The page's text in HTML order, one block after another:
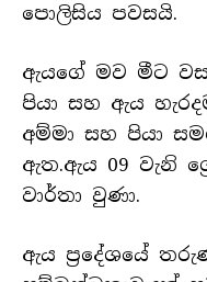
පොලිසිය පවසයි.
ඇයගේ මව මීට
පියා සහ ඇය
අම්මා සහ පියා
ඇත.ඇය 09 වැනි
වාර්තා වුණා.
ඇය ප්‍රදේශයේ